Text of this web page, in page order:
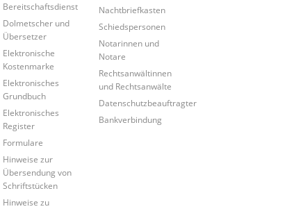
Bereitschaftsdienst
Dolmetscher und
Übersetzer
Elektronische
Kostenmarke
Elektronisches
Grundbuch
Elektronisches
Register
Formulare
Hinweise zur
Übersendung von
Schriftstücken
Hinweise zu
Nachtbriefkasten
Schiedspersonen
Notarinnen und
Notare
Rechtsanwältinnen
und Rechtsanwälte
Datenschutzbeauftragter
Bankverbindung